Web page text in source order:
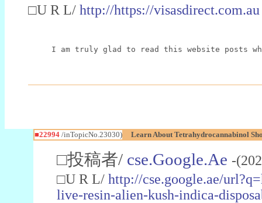
□U R L/ http://https://visasdirect.com.au
I am truly glad to read this website posts
■22994/inTopicNo.23030) Learn About Tetrahydrocannabinol
□投稿者/ cse.Google.Ae -
□U R L/ http://cse.google.ae/
live-resin-alien-kush-indica-